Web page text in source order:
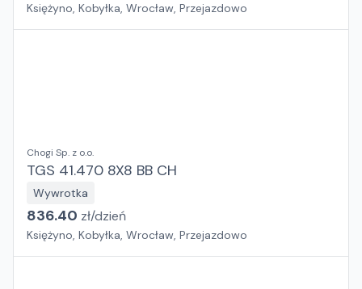
Księżyno, Kobyłka, Wrocław, Przejazdowo
Chogi Sp. z o.o.
TGS 41.470 8X8 BB CH
Wywrotka
836.40 zł/dzień
Księżyno, Kobyłka, Wrocław, Przejazdowo